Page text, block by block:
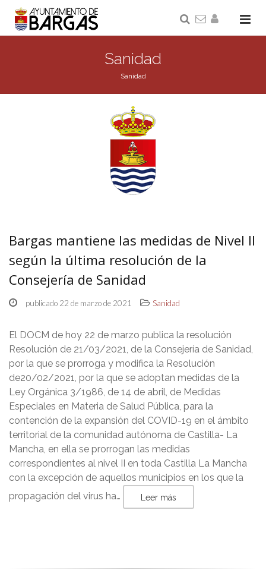
Sanidad
Sanidad
Bargas mantiene las medidas de Nivel II
según la última resolución de la
Consejería de Sanidad
publicado 22 de marzo de 2021 Sanidad
El DOCM de hoy 22 de marzo publica la resolución
Resolución de 21/03/2021, de la Consejería de Sanidad,
por la que se prorroga y modifica la Resolución
de20/02/2021, por la que se adoptan medidas de la
Ley Orgánica 3/1986, de 14 de abril, de Medidas
Especiales en Materia de Salud Pública, para la
contención de la expansión del COVID-19 en el ámbito
territorial de la comunidad autónoma de Castilla- La
Mancha, en ella se prorrogan las medidas
correspondientes al nivel II en toda Castilla La Mancha
con la excepción de aquellos municipios en los que la
propagación del virus ha…
Leer más